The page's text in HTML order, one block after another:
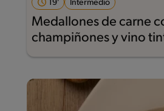
19' Intermedio
Medallones de carne
champiñones y vino